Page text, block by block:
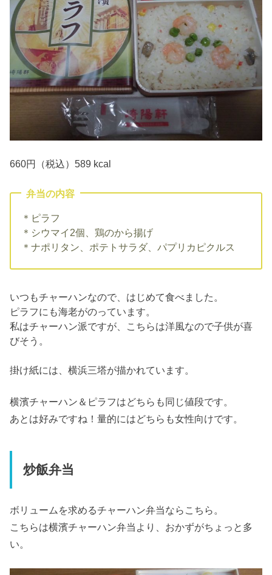
660円（税込）589 kcal
弁当の内容
＊ピラフ
＊シウマイ2個、鶏のから揚げ
＊ナポリタン、ポテトサラダ、パプリカピクルス
いつもチャーハンなので、はじめて食べました。
ピラフにも海老がのっています。
私はチャーハン派ですが、こちらは洋風なので子供が喜
びそう。
掛け紙には、横浜三塔が描かれています。
横濱チャーハン＆ピラフはどちらも同じ値段です。
あとは好みですね！量的にはどちらも女性向けです。
炒飯弁当
ボリュームを求めるチャーハン弁当ならこちら。
こちらは横濱チャーハン弁当より、おかずがちょっと多
い。